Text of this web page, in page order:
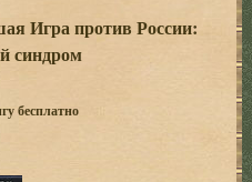
Игра против России:
синдром
бесплатно